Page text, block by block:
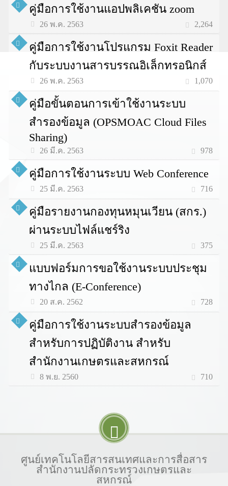
คู่มือการใช้งานแอปพลิเคชัน zoom
26 พ.ค. 2563 2,264
คู่มือการใช้งานโปรแกรม Foxit Reader
กับระบบงานสารบรรณอิเล็กทรอนิกส์
26 พ.ค. 2563 1,070
คู่มือขั้นตอนการเข้าใช้งานระบบ
สำรองข้อมูล (OPSMOAC Cloud Files
Sharing)
26 มี.ค. 2563 978
คู่มือการใช้งานระบบ Web Conference
25 มี.ค. 2563 716
คู่มือรายงานกองทุนหมุนเวียน (สกร.)
ผ่านระบบไฟล์แชร์ริง
25 มี.ค. 2563 375
แบบฟอร์มการขอใช้งานระบบประชุม
ทางไกล (E-Conference)
20 ส.ค. 2562 728
คู่มือการใช้งานระบบสำรองข้อมูล
สำหรับการปฏิบัติงาน สำหรับ
สำนักงานเกษตรและสหกรณ์
8 พ.ย. 2560 710
ศูนย์เทคโนโลยีสารสนเทศและการสื่อสาร
สำนักงานปลัดกระทรวงเกษตรและ
สหกรณ์